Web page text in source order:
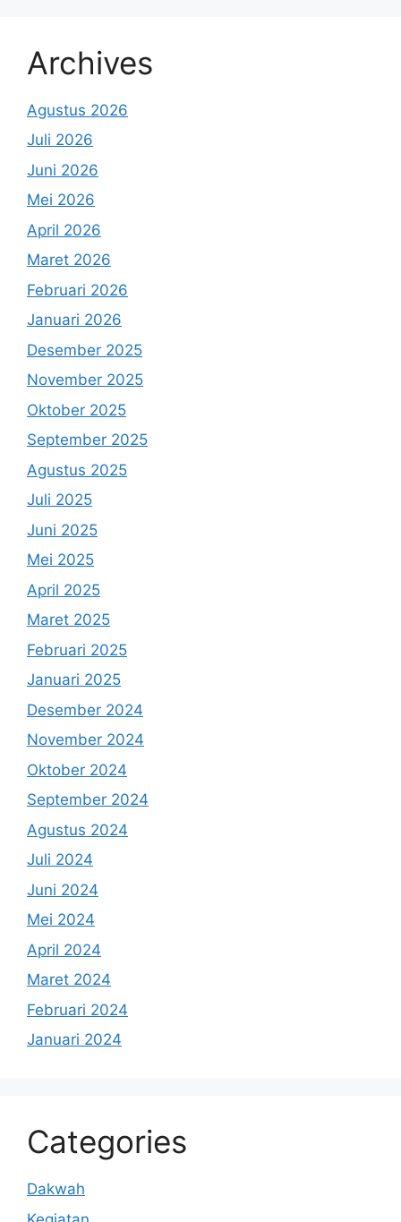
Archives
Agustus 2026
Juli 2026
Juni 2026
Mei 2026
April 2026
Maret 2026
Februari 2026
Januari 2026
Desember 2025
November 2025
Oktober 2025
September 2025
Agustus 2025
Juli 2025
Juni 2025
Mei 2025
April 2025
Maret 2025
Februari 2025
Januari 2025
Desember 2024
November 2024
Oktober 2024
September 2024
Agustus 2024
Juli 2024
Juni 2024
Mei 2024
April 2024
Maret 2024
Februari 2024
Januari 2024
Categories
Dakwah